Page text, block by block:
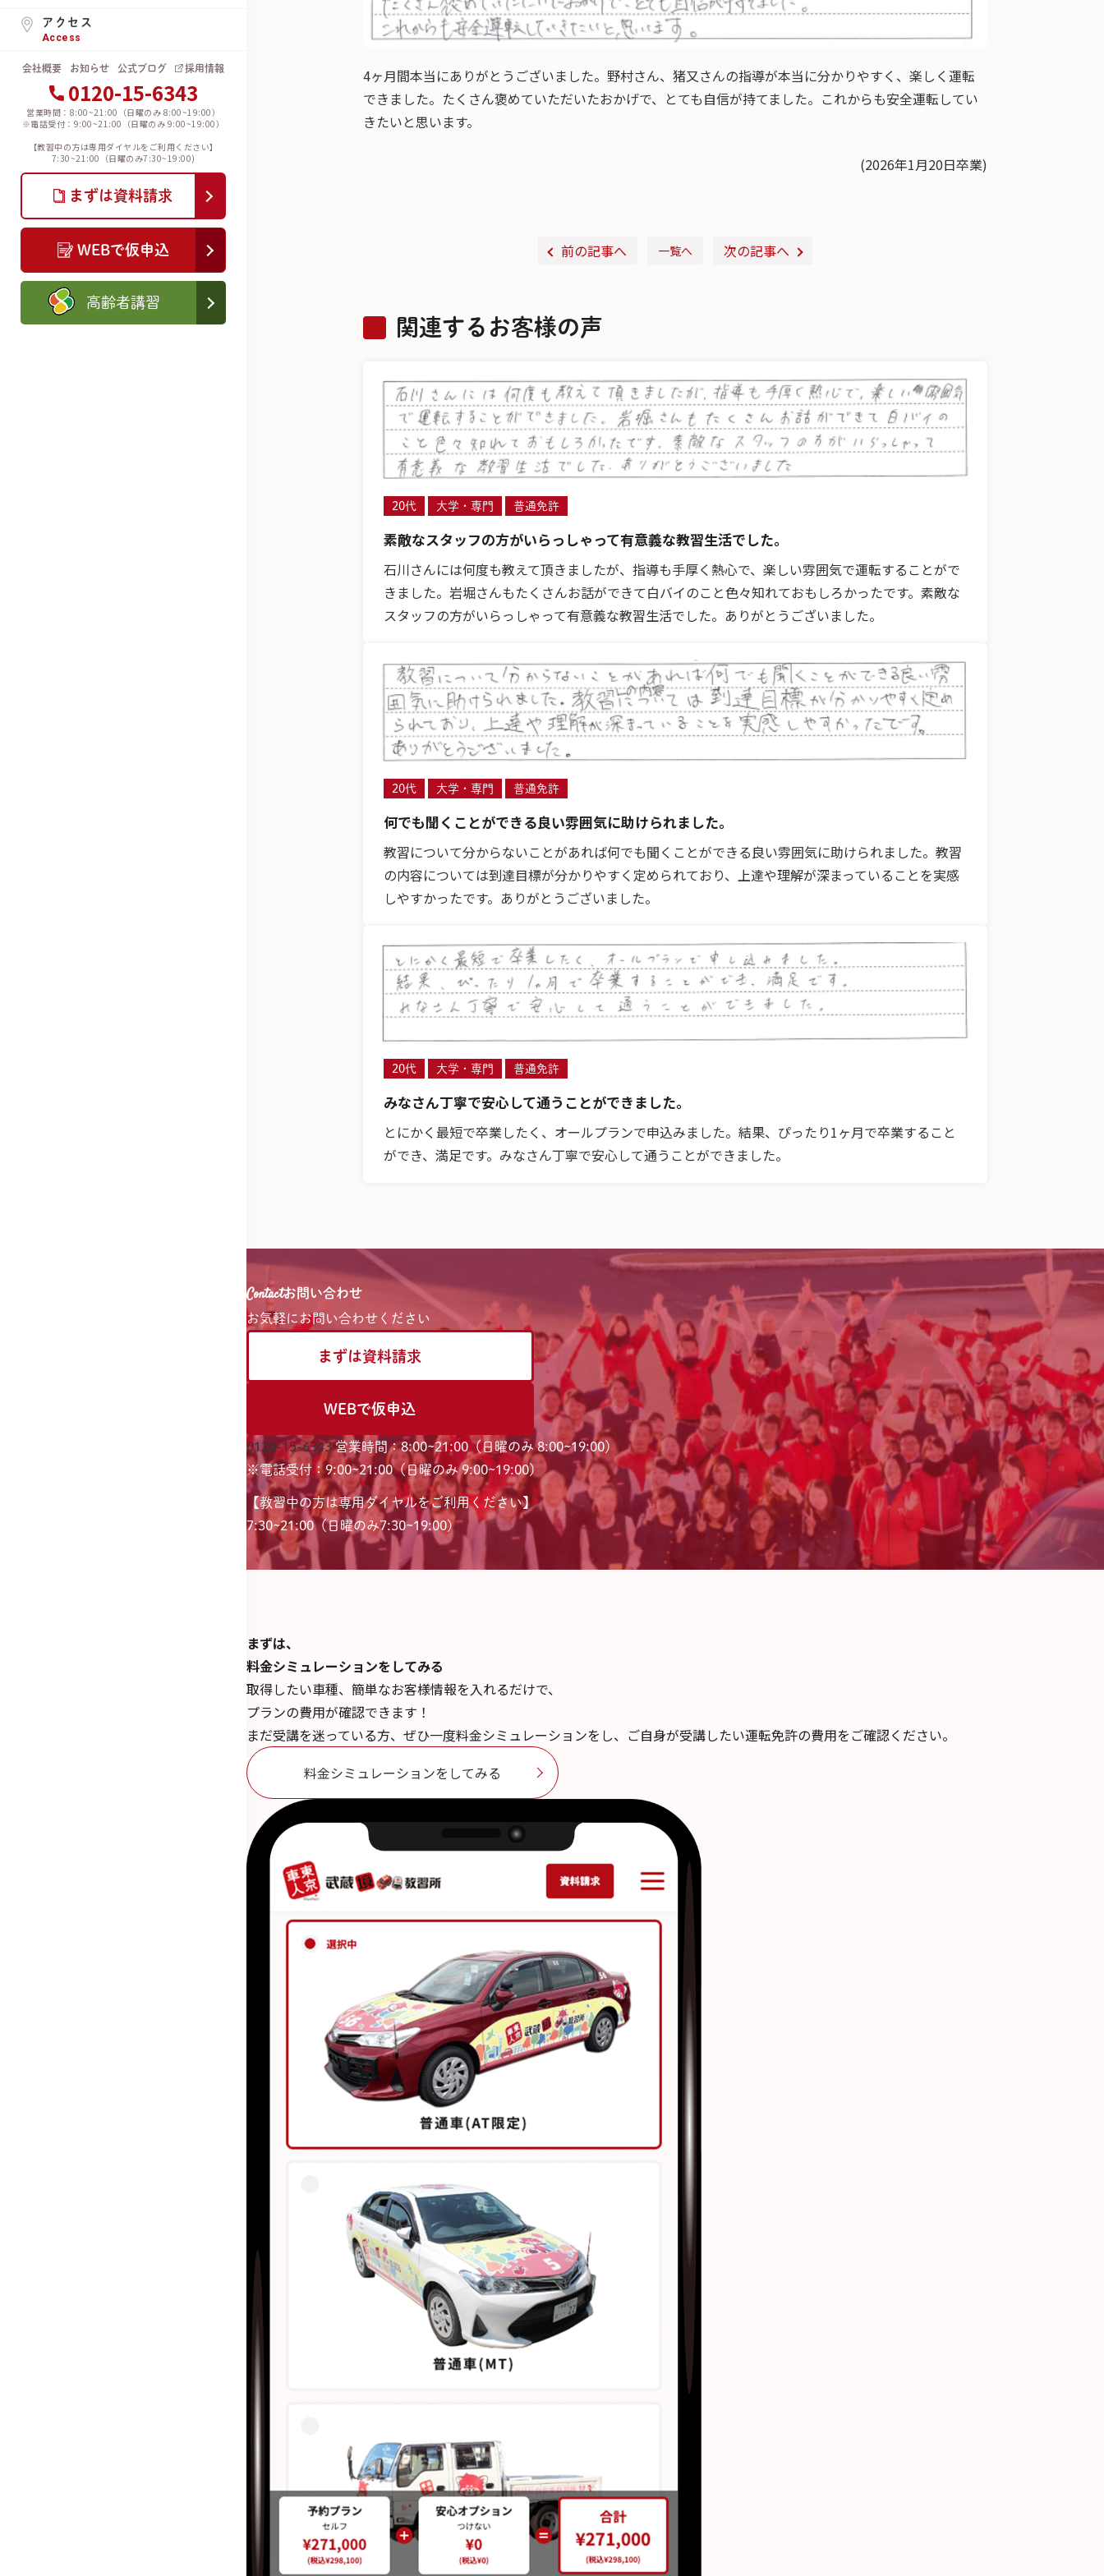
アクセス
Access
会社概要 お知らせ 公式ブログ 採用情報
0120-15-6343
営業時間：8:00~21:00（日曜のみ 8:00~19:00）
※電話受付：9:00~21:00（日曜のみ 9:00~19:00）
【教習中の方は専用ダイヤルをご利用ください】
7:30~21:00（日曜のみ7:30~19:00)
まずは資料請求
WEBで仮申込
高齢者講習
4ヶ月間本当にありがとうございました。野村さん、猪又さんの指導が本当に分かりやすく、楽しく運転
できました。たくさん褒めていただいたおかげで、とても自信が持てました。これからも安全運転してい
きたいと思います。
(2026年1月20日卒業)
前の記事へ 一覧へ 次の記事へ
関連するお客様の声
20代 大学・専門 普通免許
素敵なスタッフの方がいらっしゃって有意義な教習生活でした。
石川さんには何度も教えて頂きましたが、指導も手厚く熱心で、楽しい雰囲気で運転することがで
きました。岩堀さんもたくさんお話ができて白バイのこと色々知れておもしろかったです。素敵な
スタッフの方がいらっしゃって有意義な教習生活でした。ありがとうございました。
20代 大学・専門 普通免許
何でも聞くことができる良い雰囲気に助けられました。
教習について分からないことがあれば何でも聞くことができる良い雰囲気に助けられました。教習
の内容については到達目標が分かりやすく定められており、上達や理解が深まっていることを実感
しやすかったです。ありがとうございました。
20代 大学・専門 普通免許
みなさん丁寧で安心して通うことができました。
とにかく最短で卒業したく、オールプランで申込みました。結果、ぴったり1ヶ月で卒業すること
ができ、満足です。みなさん丁寧で安心して通うことができました。
Contactお問い合わせ
お気軽に お問い合わせください
まずは資料請求
WEBで仮申込
0120-15-6343 営業時間：8:00~21:00（日曜のみ 8:00~19:00）
※電話受付：9:00~21:00（日曜のみ 9:00~19:00）
【教習中の方は専用ダイヤルをご利用ください】
7:30~21:00（日曜のみ7:30~19:00)
まずは、
料金シミュレーションをしてみる
取得したい車種、簡単なお客様情報を入れるだけで、
プランの費用が確認できます！
まだ受講を迷っている方、ぜひ一度料金シミュレーションをし、ご自身が受講したい運転免許の費用をご確認ください。
料金シミュレーションをしてみる